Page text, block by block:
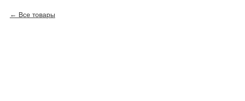
Все товары